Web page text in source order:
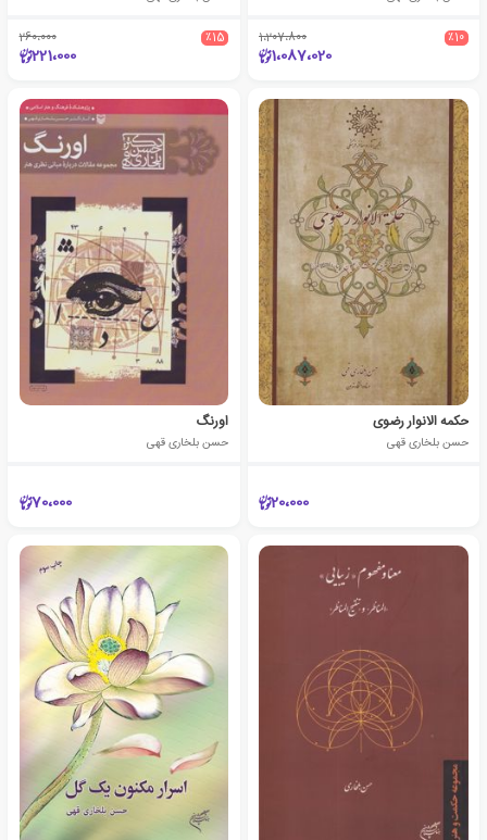
٪10 1،207،800
1،087،020
٪15 260،000
221،000
حکمه الانوار رضوی
حسن بلخاری قهی
20،000
اورنگ
حسن بلخاری قهی
70،000